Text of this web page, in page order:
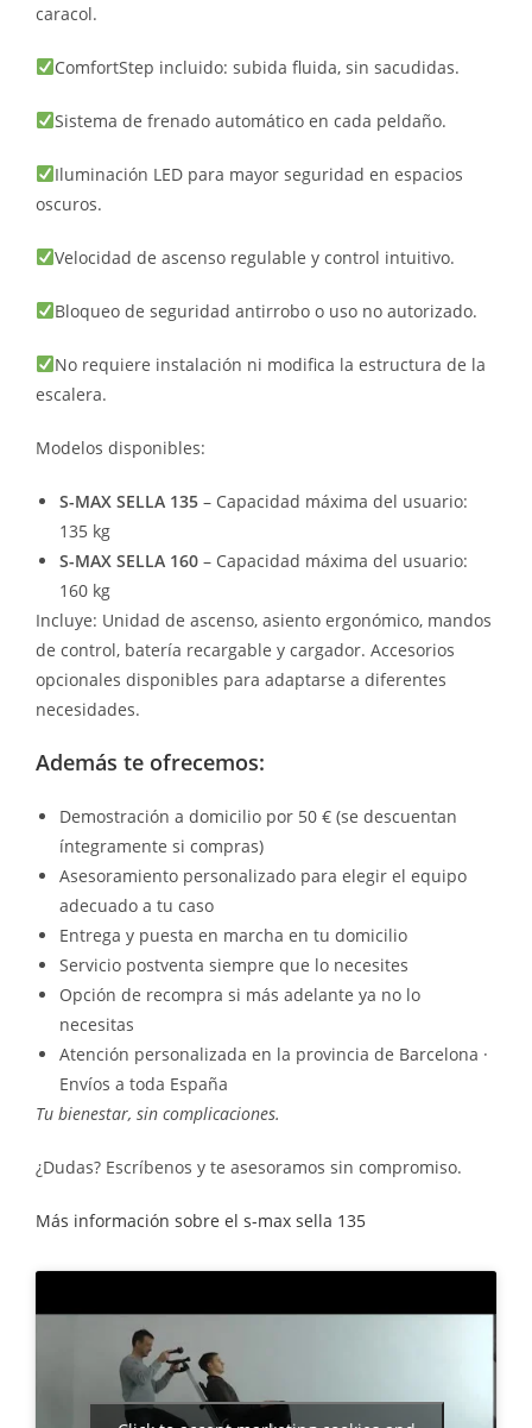
caracol.
ComfortStep incluido: subida fluida, sin sacudidas.
Sistema de frenado automático en cada peldaño.
Iluminación LED para mayor seguridad en espacios
oscuros.
Velocidad de ascenso regulable y control intuitivo.
Bloqueo de seguridad antirrobo o uso no autorizado.
No requiere instalación ni modifica la estructura de la
escalera.
Modelos disponibles:
S-MAX SELLA 135 – Capacidad máxima del usuario:
135 kg
S-MAX SELLA 160 – Capacidad máxima del usuario:
160 kg
Incluye: Unidad de ascenso, asiento ergonómico, mandos
de control, batería recargable y cargador. Accesorios
opcionales disponibles para adaptarse a diferentes
necesidades.
Además te ofrecemos:
Demostración a domicilio por 50 € (se descuentan
íntegramente si compras)
Asesoramiento personalizado para elegir el equipo
adecuado a tu caso
Entrega y puesta en marcha en tu domicilio
Servicio postventa siempre que lo necesites
Opción de recompra si más adelante ya no lo
necesitas
Atención personalizada en la provincia de Barcelona ·
Envíos a toda España
Tu bienestar, sin complicaciones.
¿Dudas? Escríbenos y te asesoramos sin compromiso.
Más información sobre el s-max sella 135